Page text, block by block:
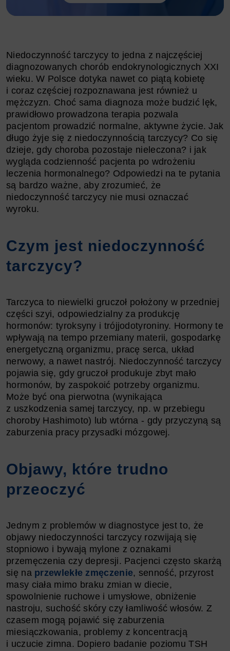
Niedoczynność tarczycy to jedna z najczęściej
diagnozowanych chorób endokrynologicznych XXI
wieku. W Polsce dotyka nawet co piątą kobietę
i coraz częściej rozpoznawana jest również u
mężczyzn. Choć sama diagnoza może budzić lęk,
prawidłowo prowadzona terapia pozwala
pacjentom prowadzić normalne, aktywne życie. Jak
długo żyje się z niedoczynnością tarczycy? Co się
dzieje, gdy choroba pozostaje nieleczona? i jak
wygląda codzienność pacjenta po wdrożeniu
leczenia hormonalnego? Odpowiedzi na te pytania
są bardzo ważne, aby zrozumieć, że
niedoczynność tarczycy nie musi oznaczać
wyroku.
Czym jest niedoczynność
tarczycy?
Tarczyca to niewielki gruczoł położony w przedniej
części szyi, odpowiedzialny za produkcję
hormonów: tyroksyny i trójjodotyroniny. Hormony te
wpływają na tempo przemiany materii, gospodarkę
energetyczną organizmu, pracę serca, układ
nerwowy, a nawet nastrój. Niedoczynność tarczycy
pojawia się, gdy gruczoł produkuje zbyt mało
hormonów, by zaspokoić potrzeby organizmu.
Może być ona pierwotna (wynikająca
z uszkodzenia samej tarczycy, np. w przebiegu
choroby Hashimoto) lub wtórna - gdy przyczyną są
zaburzenia pracy przysadki mózgowej.
Objawy, które trudno
przeoczyć
Jednym z problemów w diagnostyce jest to, że
objawy niedoczynności tarczycy rozwijają się
stopniowo i bywają mylone z oznakami
przemęczenia czy depresji. Pacjenci często skarżą
się na przewlekłe zmęczenie, senność, przyrost
masy ciała mimo braku zmian w diecie,
spowolnienie ruchowe i umysłowe, obniżenie
nastroju, suchość skóry czy łamliwość włosów. Z
czasem mogą pojawić się zaburzenia
miesiączkowania, problemy z koncentracją
i uczucie zimna. Dopiero badanie poziomu TSH